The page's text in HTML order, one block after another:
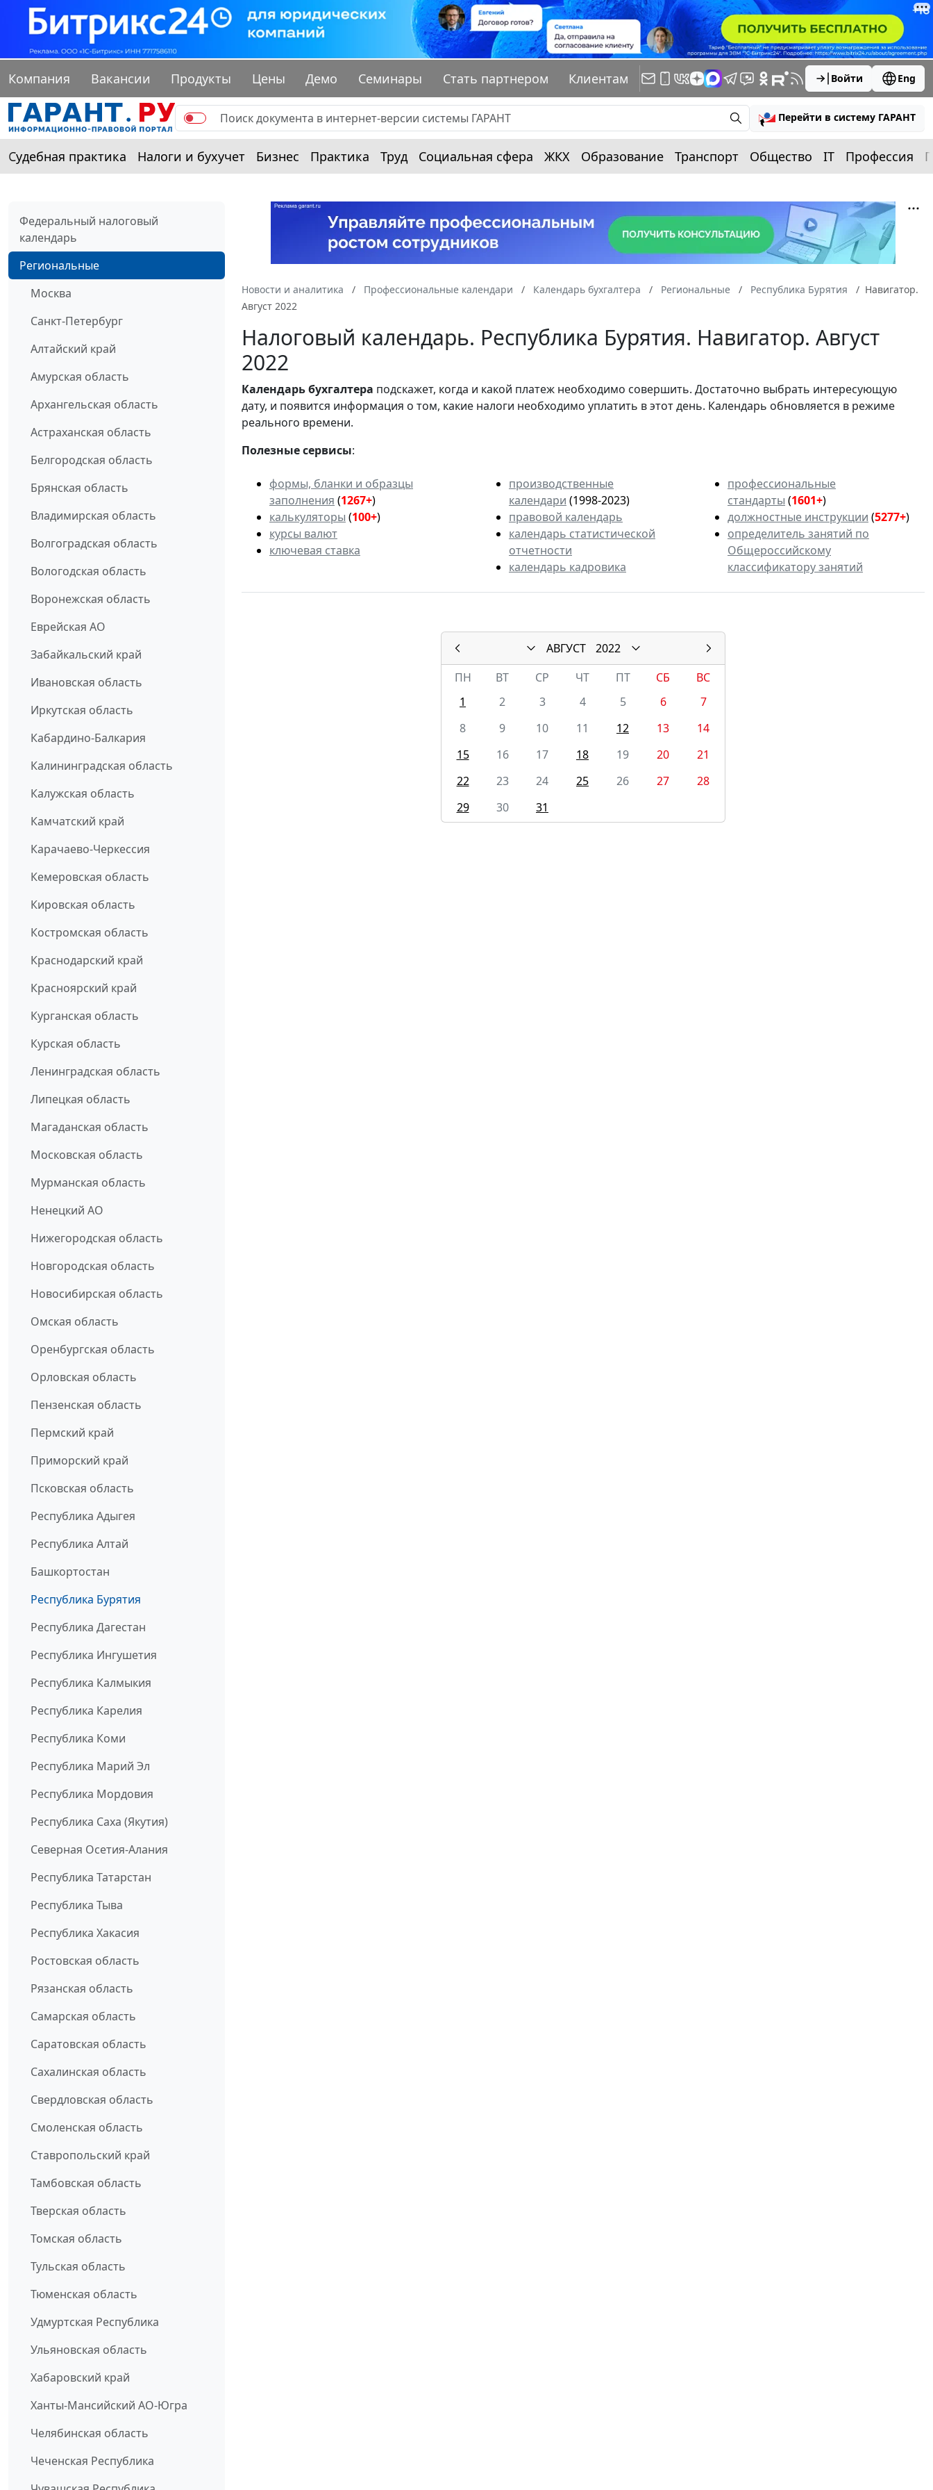
Компания Вакансии Продукты Цены Демо Семинары Стать партнером Клиентам Войти Eng
Перейти в систему ГАРАНТ
Судебная практика Налоги и бухучет Бизнес Практика Труд Социальная сфера ЖКХ Образование Транспорт Общество IT Профессия
Федеральный налоговый
календарь
Региональные
Москва
Санкт-Петербург
Алтайский край
Амурская область
Архангельская область
Астраханская область
Белгородская область
Брянская область
Владимирская область
Волгоградская область
Вологодская область
Воронежская область
Еврейская АО
Забайкальский край
Ивановская область
Иркутская область
Кабардино-Балкария
Калининградская область
Калужская область
Камчатский край
Карачаево-Черкессия
Кемеровская область
Кировская область
Костромская область
Краснодарский край
Красноярский край
Курганская область
Курская область
Ленинградская область
Липецкая область
Магаданская область
Московская область
Мурманская область
Ненецкий АО
Нижегородская область
Новгородская область
Новосибирская область
Омская область
Оренбургская область
Орловская область
Пензенская область
Пермский край
Приморский край
Псковская область
Республика Адыгея
Республика Алтай
Башкортостан
Республика Бурятия
Республика Дагестан
Республика Ингушетия
Республика Калмыкия
Республика Карелия
Республика Коми
Республика Марий Эл
Республика Мордовия
Республика Саха (Якутия)
Северная Осетия-Алания
Республика Татарстан
Республика Тыва
Республика Хакасия
Ростовская область
Рязанская область
Самарская область
Саратовская область
Сахалинская область
Свердловская область
Смоленская область
Ставропольский край
Тамбовская область
Тверская область
Томская область
Тульская область
Тюменская область
Удмуртская Республика
Ульяновская область
Хабаровский край
Ханты-Мансийский АО-Югра
Челябинская область
Чеченская Республика
Новости и аналитика Профессиональные календари Календарь бухгалтера Региональные Республика Бурятия
Навигатор.
Август 2022
Налоговый календарь. Республика Бурятия. Навигатор. Август
2022
Календарьбухгалтера подскажет, когда и какой платеж необходимо совершить. Достаточно выбрать интересующую
дату, и появится информация о том, какие налоги необходимо уплатить в этот день. Календарь обновляется в режиме
реального времени.
Полезные сервисы:
формы, бланки и образцы
заполнения (1267+)
калькуляторы (100+)
курсы валют
ключевая ставка
производственные
календари (1998-2023)
правовой календарь
календарь статистической
отчетности
календарь кадровика
профессиональные
стандарты (1601+)
должностные инструкции (5277+)
определитель занятий по
Общероссийскому
классификатору занятий
АВГУСТ
2022
ПН
ВТ СР ЧТ ПТ СБ
ВС
1
2 3 4 5 6
7
8
9 10 11 12 13
14
15
16 17 18 19 20
21
22
23 24 25 26 27
28
29
30 31